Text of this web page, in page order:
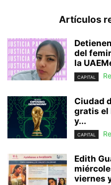
Artículos
del
la
CAPITAL
Ciudad
gratis el
y...
CAPITAL
Edith
viernes